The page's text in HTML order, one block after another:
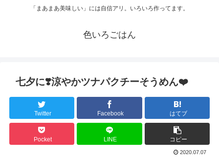
「まあまあ美味しい」には自信アリ。いろいろ作ってます。
色いろごはん
七夕に❣️涼やかツナパクチーそうめん❤️
Twitter Facebook はてブ
Pocket LINE コピー
2020.07.07